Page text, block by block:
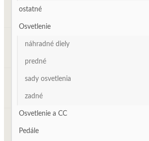
ostatné
Osvetlenie
náhradné diely
predné
sady osvetlenia
zadné
Osvetlenie a CC
Pedále